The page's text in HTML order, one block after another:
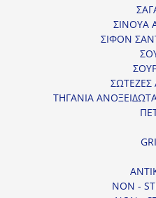
ΣΙΝΟΥΑ
ΣΙΦΟΝ
ΣΩΤΕΖΕΣ
ΤΗΓΑΝΙΑ
NON -